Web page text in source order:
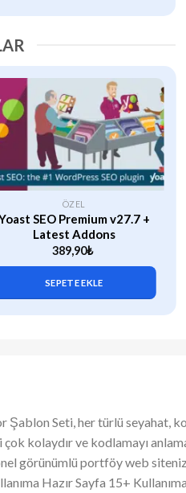
ÖZEL
SEO Premium v27.7 +
Latest Addons
389,90₺
SEPETE EKLE
Seti, her türlü seyahat,
kolaydır ve kodlamayı
görünümlü portföy web
Hazır Sayfa 15+